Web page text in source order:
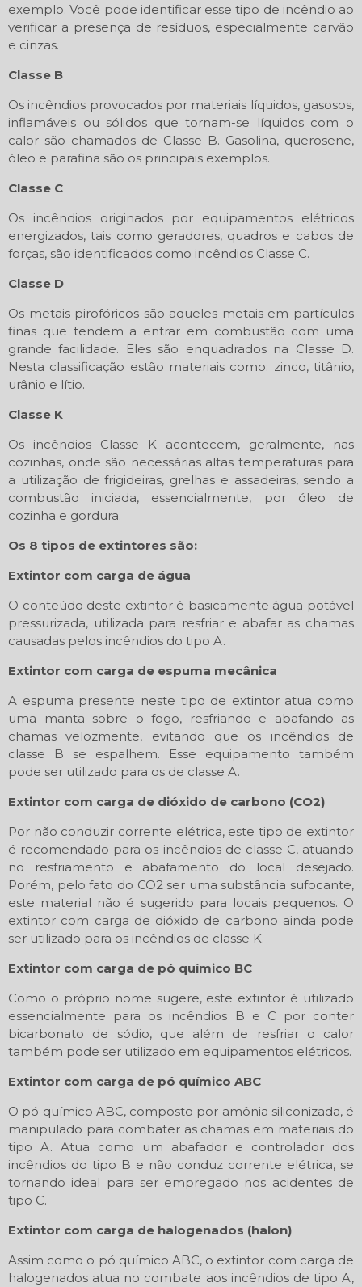
exemplo. Você pode identificar esse tipo de incêndio ao
verificar a presença de resíduos, especialmente carvão
e cinzas.
Classe B
Os incêndios provocados por materiais líquidos, gasosos,
inflamáveis ou sólidos que tornam-se líquidos com o
calor são chamados de Classe B. Gasolina, querosene,
óleo e parafina são os principais exemplos.
Classe C
Os incêndios originados por equipamentos elétricos
energizados, tais como geradores, quadros e cabos de
forças, são identificados como incêndios Classe C.
Classe D
Os metais pirofóricos são aqueles metais em partículas
finas que tendem a entrar em combustão com uma
grande facilidade. Eles são enquadrados na Classe D.
Nesta classificação estão materiais como: zinco, titânio,
urânio e lítio.
Classe K
Os incêndios Classe K acontecem, geralmente, nas
cozinhas, onde são necessárias altas temperaturas para
a utilização de frigideiras, grelhas e assadeiras, sendo a
combustão iniciada, essencialmente, por óleo de
cozinha e gordura.
Os 8 tipos de extintores são:
Extintor com carga de água
O conteúdo deste extintor é basicamente água potável
pressurizada, utilizada para resfriar e abafar as chamas
causadas pelos incêndios do tipo A.
Extintor com carga de espuma mecânica
A espuma presente neste tipo de extintor atua como
uma manta sobre o fogo, resfriando e abafando as
chamas velozmente, evitando que os incêndios de
classe B se espalhem. Esse equipamento também
pode ser utilizado para os de classe A.
Extintor com carga de dióxido de carbono (CO2)
Por não conduzir corrente elétrica, este tipo de extintor
é recomendado para os incêndios de classe C, atuando
no resfriamento e abafamento do local desejado.
Porém, pelo fato do CO2 ser uma substância sufocante,
este material não é sugerido para locais pequenos. O
extintor com carga de dióxido de carbono ainda pode
ser utilizado para os incêndios de classe K.
Extintor com carga de pó químico BC
Como o próprio nome sugere, este extintor é utilizado
essencialmente para os incêndios B e C por conter
bicarbonato de sódio, que além de resfriar o calor
também pode ser utilizado em equipamentos elétricos.
Extintor com carga de pó químico ABC
O pó químico ABC, composto por amônia siliconizada, é
manipulado para combater as chamas em materiais do
tipo A. Atua como um abafador e controlador dos
incêndios do tipo B e não conduz corrente elétrica, se
tornando ideal para ser empregado nos acidentes de
tipo C.
Extintor com carga de halogenados (halon)
Assim como o pó químico ABC, o extintor com carga de
halogenados atua no combate aos incêndios de tipo A,